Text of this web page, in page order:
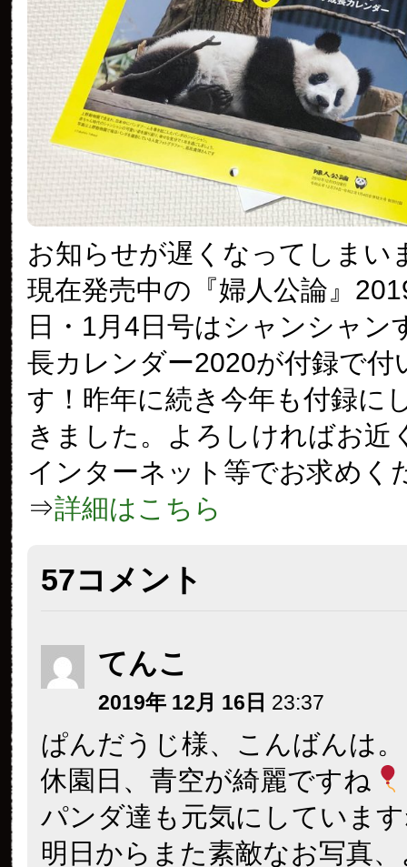
お知らせが遅くなってしまい
現在発売中の『婦人公論』
日・1月4日号はシャンシャン
長カレンダー2020が付録で付
す！昨年に続き今年も付録に
きました。よろしければお近
インターネット等でお求めく
⇒詳細はこちら
57コメント
てんこ
2019年 12月 16日 23:37
ぱんだうじ様、こんばんは。
休園日、青空が綺麗ですね
パンダ達も元気にしていま
明日からまた素敵なお写真